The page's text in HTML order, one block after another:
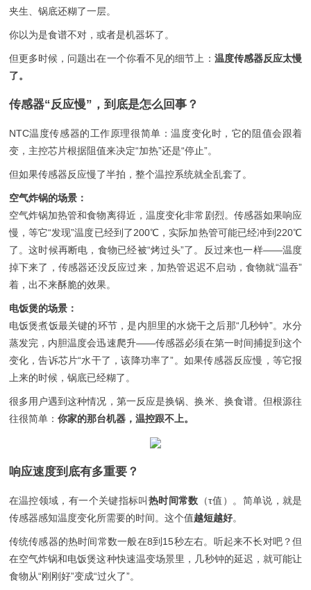
夹生、锅底还糊了一层。
你以为是食谱不对，或者是机器坏了。
但更多时候，问题出在一个你看不见的细节上： 温度传感器反应太慢
了。
传感器“反应慢”，到底是怎么回事？
NTC温度传感器的工作原理很简单：温度变化时，它的阻值会跟着
变，主控芯片根据阻值来决定“加热”还是“停止”。
但如果传感器反应慢了半拍，整个温控系统就全乱套了。
空气炸锅的场景：
空气炸锅加热管和食物离得近，温度变化非常剧烈。传感器如果响应
慢，等它“发现”温度已经到了200℃，实际加热管可能已经冲到220℃
了。这时候再断电，食物已经被“烤过头”了。反过来也一样——温度
掉下来了，传感器还没反应过来，加热管迟迟不启动，食物就“温吞”
着，出不来酥脆的效果。
电饭煲的场景：
电饭煲煮饭最关键的环节，是内胆里的水烧干之后那“几秒钟”。水分
蒸发完，内胆温度会迅速爬升——传感器必须在第一时间捕捉到这个
变化，告诉芯片“水干了，该降功率了”。如果传感器反应慢，等它报
上来的时候，锅底已经糊了。
很多用户遇到这种情况，第一反应是换锅、换米、换食谱。但根源往
往很简单： 你家的那台机器，温控跟不上。
响应速度到底有多重要？
在温控领域，有一个关键指标叫 热时间常数 （τ值）。简单说，就是
传感器感知温度变化所需要的时间。这个值越短越好。
传统传感器的热时间常数一般在8到15秒左右。听起来不长对吧？但
在空气炸锅和电饭煲这种快速温变场景里，几秒钟的延迟，就可能让
食物从“刚刚好”变成“过火了”。